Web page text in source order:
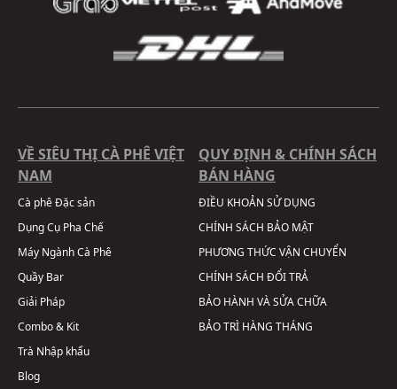
VỀ SIÊU THỊ CÀ PHÊ VIỆT
NAM
Cà phê Đặc sản
Dụng Cụ Pha Chế
Máy Ngành Cà Phê
Quầy Bar
Giải Pháp
Combo & Kit
Trà Nhập khẩu
Blog
QUY ĐỊNH & CHÍNH SÁCH
BÁN HÀNG
ĐIỀU KHOẢN SỬ DỤNG
CHÍNH SÁCH BẢO MẬT
PHƯƠNG THỨC VẬN CHUYỂN
CHÍNH SÁCH ĐỔI TRẢ
BẢO HÀNH VÀ SỬA CHỮA
BẢO TRÌ HÀNG THÁNG